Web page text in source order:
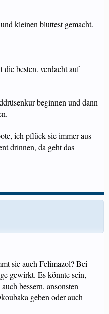
kleinen bluttest gemacht.
besten. verdacht auf
beginnen und dann
ich pflück sie immer aus
drinnen, da geht das
sie auch Felimazol? Bei
gewirkt. Es könnte sein,
bessern, ansonsten
geben oder auch